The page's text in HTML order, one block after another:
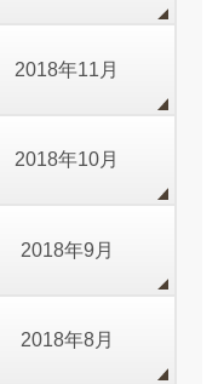
2018年11月
2018年10月
2018年9月
2018年8月